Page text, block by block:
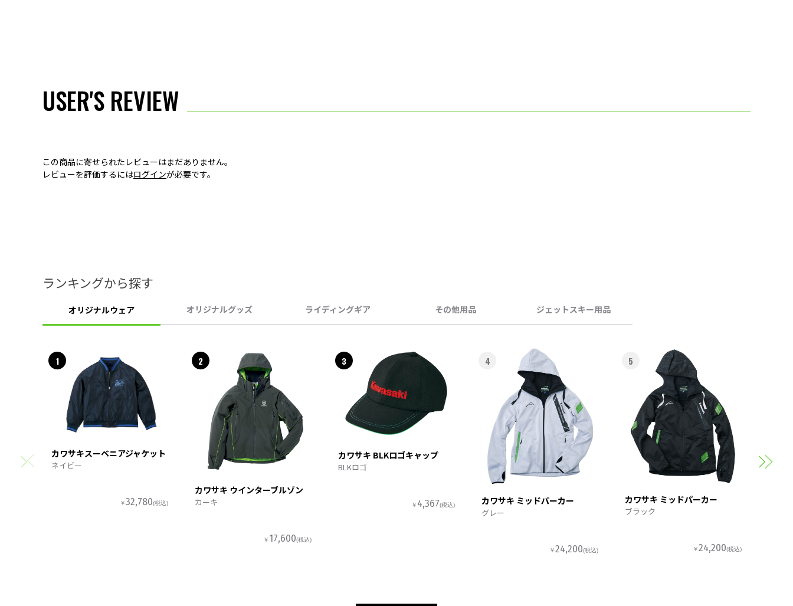
USER'S REVIEW
この商品に寄せられたレビューはまだありません。
レビューを評価するにはログインが必要です。
ランキングから探す
オリジナルウェア オリジナルグッズ ライディングギア その他用品 ジェットスキー用品
1
カワサキスーベニアジャケット
ネイビー
￥32,780(税込)
2
カワサキ ウインターブルゾン
カーキ
￥ 17,600(税込)
3
カワサキ BLKロゴキャップ
BLKロゴ
￥ 4,367(税込)
4
カワサキ ミッドパーカー
グレー
￥24,200(税込)
5
カワサキ ミッドパーカー
ブラック
￥24,200(税込)
スポ